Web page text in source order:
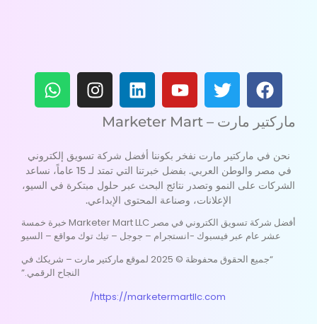
ماركتير مارت – Marketer Mart
نحن في ماركتير مارت نفخر بكوننا أفضل شركة تسويق إلكتروني
في مصر والوطن العربي. بفضل خبرتنا التي تمتد لـ 15 عاماً، نساعد
الشركات على النمو وتصدر نتائج البحث عبر حلول مبتكرة في السيو،
الإعلانات، وصناعة المحتوى الإبداعي.
أفضل شركة تسويق الكتروني في مصر Marketer Mart LLC خبرة خمسة
عشر عام عبر فيسبوك -انستجرام – جوجل – تيك توك مواقع – السيو
“جميع الحقوق محفوظة © 2025 لموقع ماركتير مارت – شريكك في
النجاح الرقمي.”